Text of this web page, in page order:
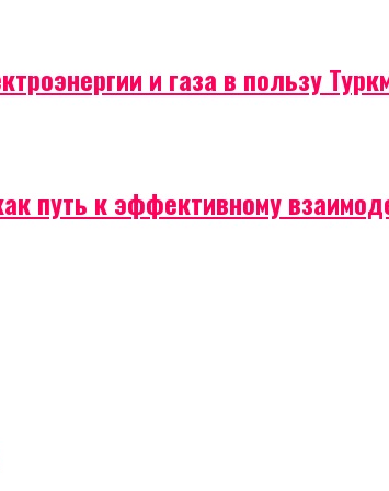
и газа в пользу
путь к эффективному